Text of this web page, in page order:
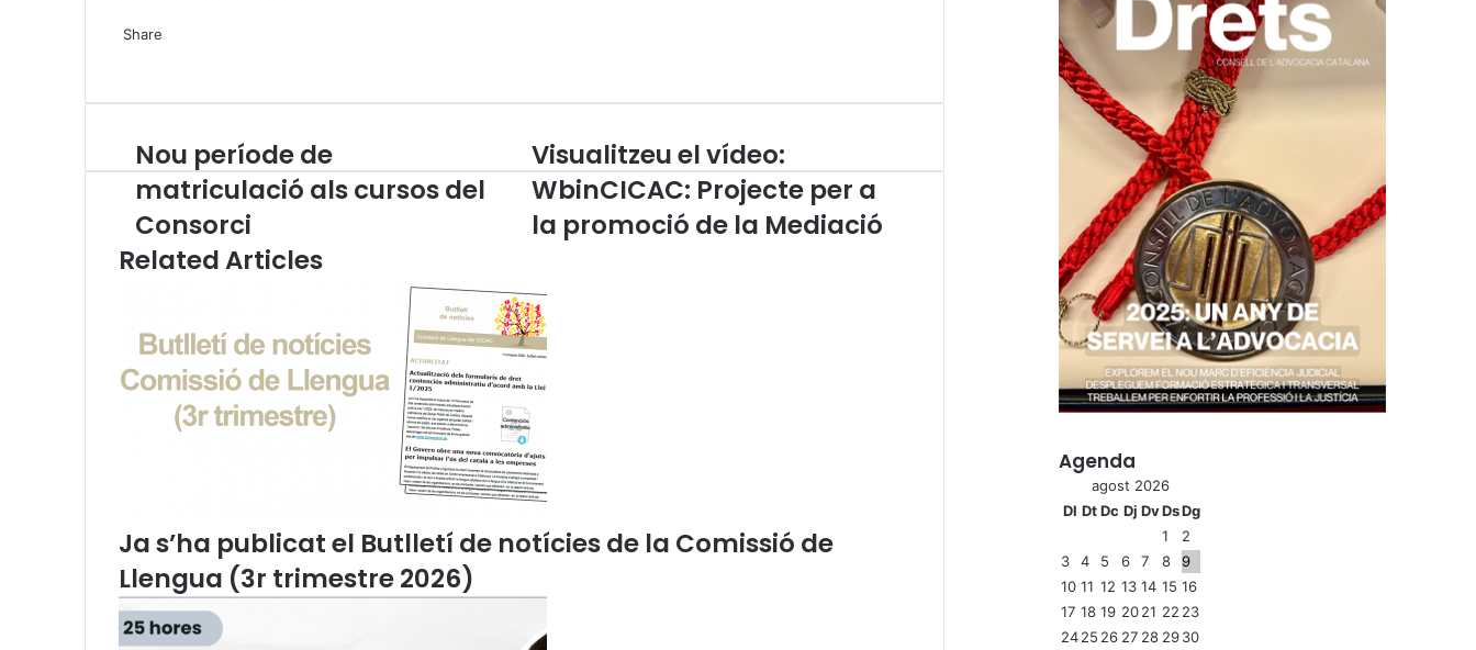
h
s
p
e
g
m
Share
a
A
l
g
r
a
m
a
e
v
i
a
m
i
tN
o
u
p
r
d
e
d
c
l
a
c
Nou període de
matriculació als cursos del
Consorci
V
i
s
u
t
z
e
í
d
o
Visualitzeu el vídeo:
WbinCICAC: Projecte per a
la promoció de la Mediació
Related Articles
Ja s’ha publicat el Butlletí de notícies de la Comissió de
Llengua (3r trimestre 2026)
Agenda
agost 2026
Dl Dt Dc Dj DvDsDg
1
2
3
4 5 6 7 8
9
10 11 12 13 14 15 16
17 18 19 2021 22 23
2425 26 27 28 2930